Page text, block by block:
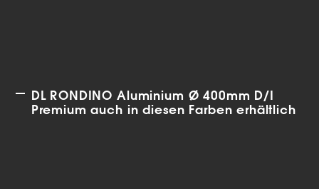
DL RONDINO Aluminium Ø 400mm D/I
Premium auch in diesen Farben erhältlich